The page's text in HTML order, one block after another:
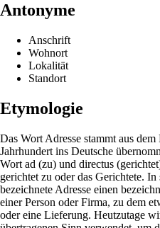
Antonyme
Anschrift
Wohnort
Lokalität
Standort
Etymologie
Das Wort Adresse stammt aus
Jahrhundert ins Deutsche
Wort ad (zu) und directus
gerichtet zu oder das Gerichtete.
bezeichnete Adresse einen
einer Person oder Firma, zu dem
oder eine Lieferung. Heutzutage